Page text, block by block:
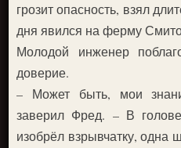
грозит опасность, взял
дня явился на ферму
Молодой инженер
доверие.
– Может быть, мои
заверил Фред. – В
изобрёл взрывчатку, одна